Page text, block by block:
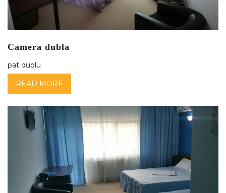
Camera dubla
pat dublu
READ MORE